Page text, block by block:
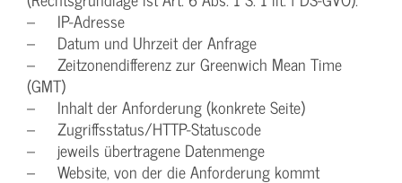
– IP-Adresse
– Datum und Uhrzeit der Anfrage
– Zeitzonendifferenz zur Greenwich Mean Time
(GMT)
– Inhalt der Anforderung (konkrete Seite)
– Zugriffsstatus/HTTP-Statuscode
– jeweils übertragene Datenmenge
– Website, von der die Anforderung kommt